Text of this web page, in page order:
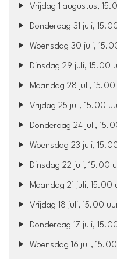
Vrijdag 1 augustus,
Donderdag 31 juli,
Woensdag 30 juli,
Dinsdag 29 juli, 15.00
Maandag 28 juli, 15.00
Vrijdag 25 juli, 15.00
Donderdag 24 juli,
Woensdag 23 juli,
Dinsdag 22 juli, 15.00
Maandag 21 juli, 15.00
Vrijdag 18 juli, 15.00
Donderdag 17 juli,
Woensdag 16 juli,